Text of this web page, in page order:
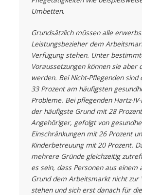
Umbetten.
Grundsätzlich müssen alle
Leistungsbezieher dem
Verfügung stehen. Unter
Voraussetzungen können sie aber
werden. Bei Nicht-Pflegenden sind
33 Prozent am häufigsten
Probleme. Bei pflegenden Hartz-
der häufigste Grund mit 28
Angehöriger, gefolgt von
Einschränkungen mit 26 Prozent
Kinderbetreuung mit 20 Prozent.
mehrere Gründe gleichzeitig
es sein, dass Personen aus einem
Grund dem Arbeitsmarkt nicht zur
stehen und sich erst danach für